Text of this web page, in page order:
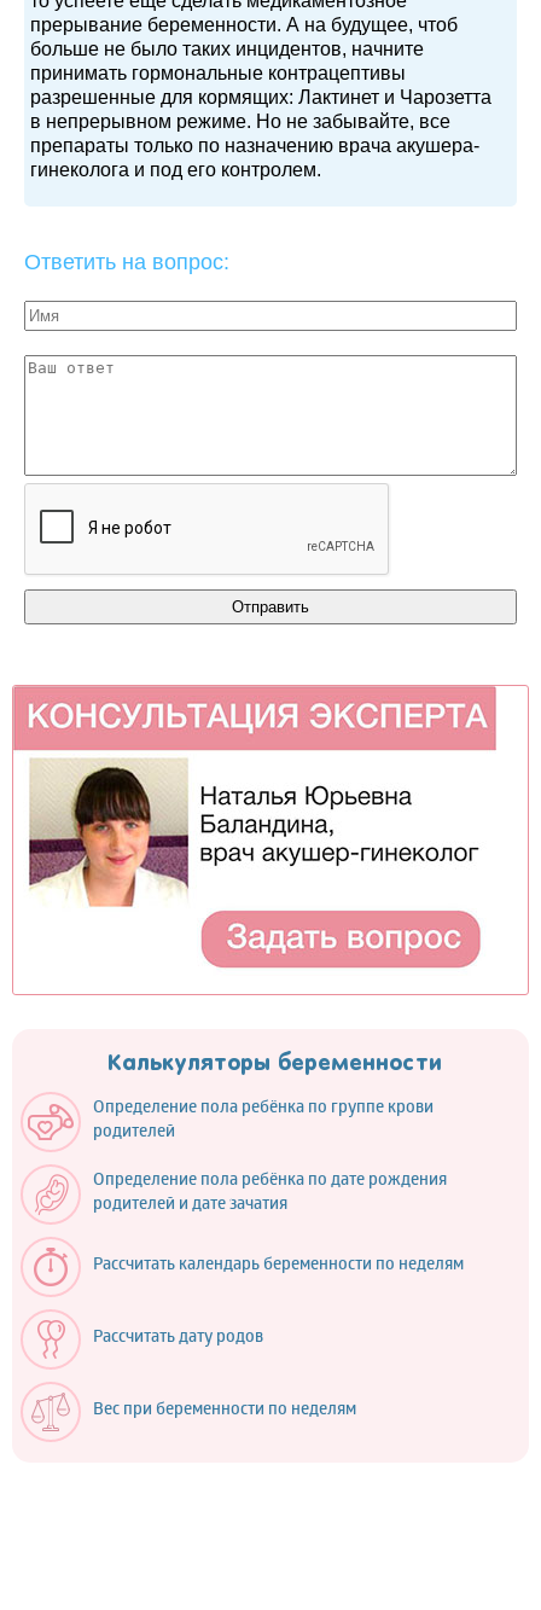
прерывание беременности. А на будущее, чтоб
больше не было таких инцидентов, начните
принимать гормональные контрацептивы
разрешенные для кормящих: Лактинет и Чарозетта
в непрерывном режиме. Но не забывайте, все
препараты только по назначению врача акушера-
гинеколога и под его контролем.
Ответить на вопрос:
Калькуляторы беременности
Определение пола ребёнка по группе крови
родителей
Определение пола ребёнка по дате рождения
родителей и дате зачатия
Рассчитать календарь беременности по неделям
Рассчитать дату родов
Вес при беременности по неделям